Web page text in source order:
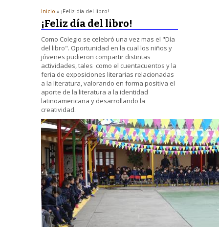
Inicio » ¡Feliz día del libro!
¡Feliz día del libro!
Como Colegio se celebró una vez mas el "Día
del libro". Oportunidad en la cual los niños y
jóvenes pudieron compartir distintas
actividades, tales como el cuentacuentos y la
feria de exposiciones literarias relacionadas
a la literatura, valorando en forma positiva el
aporte de la literatura a la identidad
latinoamericana y desarrollando la
creatividad.